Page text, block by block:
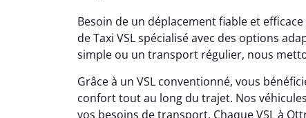
Besoin de un déplacement fiable et
de Taxi VSL spécialisé avec des options
simple ou un transport régulier, nous
Grâce à un VSL conventionné, vous
confort tout au long du trajet. Nos
vos besoins de transport. Chaque VSL à